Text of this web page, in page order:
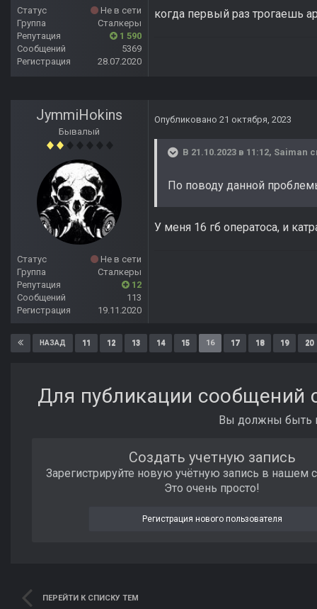
Статус
Не в сети
Группа
Сталкеры
Репутация
1 590
Сообщений
5369
Регистрация
28.07.2020
когда первый раз трогаешь
JymmiHokins
Бывалый
Статус
Не в сети
Группа
Сталкеры
Репутация
12
Сообщений
113
Регистрация
19.11.2020
Опубликовано 21 октября, 2023
В 21.10.2023 в 11:12, Saiman
По поводу данной
У меня 16 гб оператоса, и
НАЗАД 11 12 13 14 15 16 17 18 19 20
Для публикации сообщений
Вы должны быть
Создать учетную запись
Зарегистрируйте новую учётную запись в нашем
Это очень просто!
Регистрация нового пользователя
ПЕРЕЙТИ К СПИСКУ ТЕМ